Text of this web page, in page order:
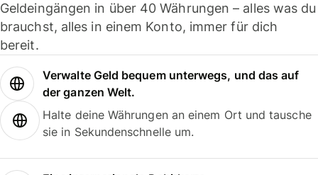
Geldeingängen in über 40 Währungen – alles was du
brauchst, alles in einem Konto, immer für dich
bereit.
Verwalte Geld bequem unterwegs, und das auf
der ganzen Welt.
Halte deine Währungen an einem Ort und tausche
sie in Sekundenschnelle um.